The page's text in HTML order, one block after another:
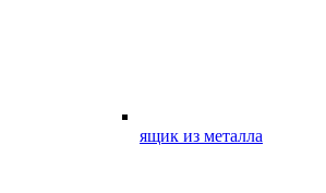
ящик из металла